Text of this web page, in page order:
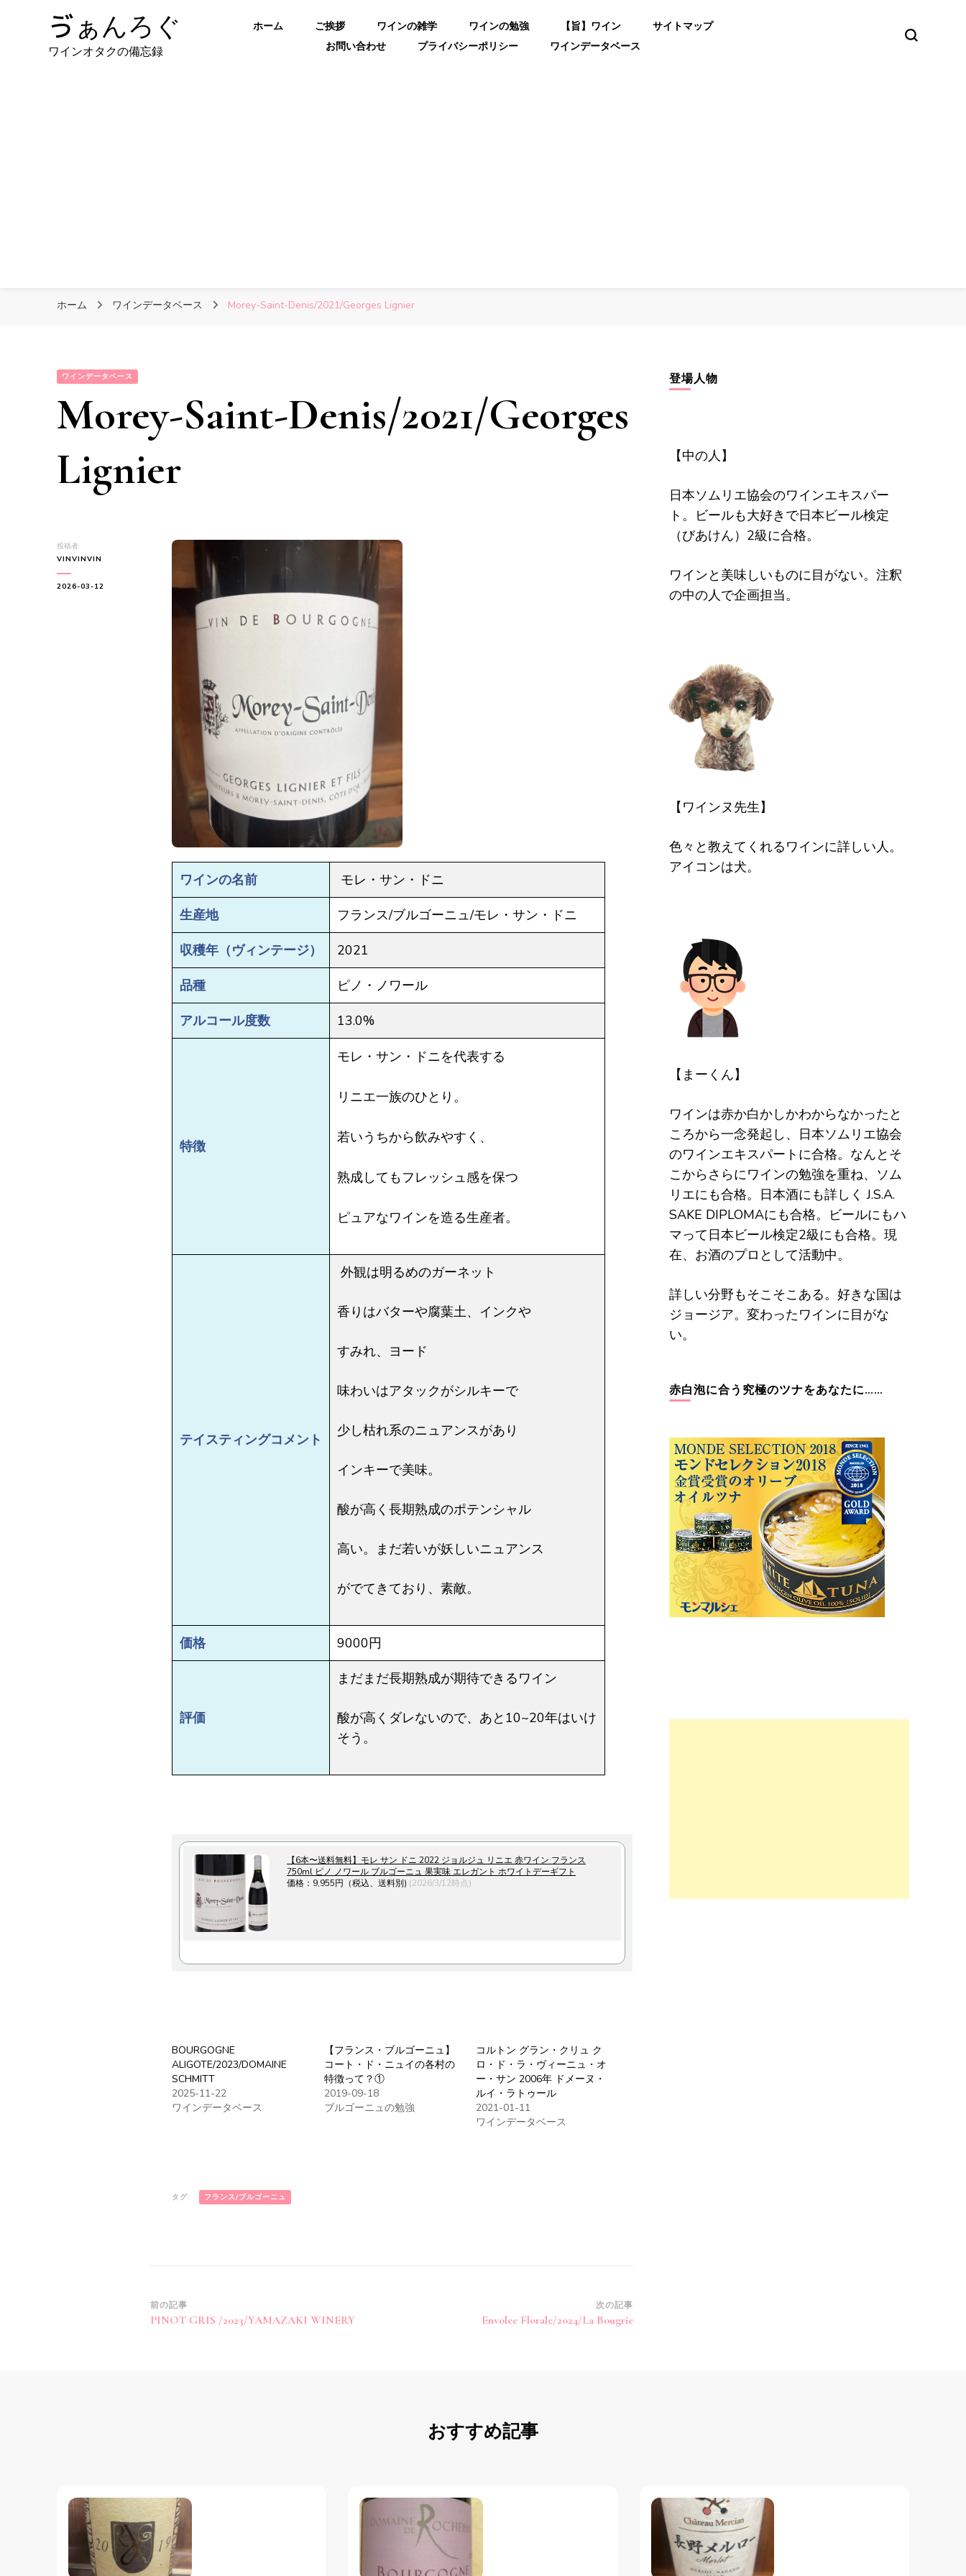
ゔぁんろぐ
ワインオタクの備忘録
ホーム ご挨拶 ワインの雑学 ワインの勉強 【旨】ワイン
サイトマップ
お問い合わせ
プライバシーポリシー ワインデータベース
ホーム ワインデータベース Morey-Saint-Denis/2021/Georges Lignier
ワインデータベース
Morey-Saint-Denis/2021/Georges
Lignier
投稿者:
VINVINVIN
2026-03-12
ワインの名前 モレ・サン・ドニ
生産地 フランス/ブルゴーニュ/モレ・サン・ドニ
収穫年（ヴィンテージ） 2021
品種 ピノ・ノワール
アルコール度数 13.0%
特徴
モレ・サン・ドニを代表する
リニエ一族のひとり。
若いうちから飲みやすく、
熟成してもフレッシュ感を保つ
ピュアなワインを造る生産者。
テイスティングコメント
外観は明るめのガーネット
香りはバターや腐葉土、インクや
すみれ、ヨード
味わいはアタックがシルキーで
少し枯れ系のニュアンスがあり
インキーで美味。
酸が高く長期熟成のポテンシャル
高い。まだ若いが妖しいニュアンス
がでてきており、素敵。
価格 9000円
評価
まだまだ長期熟成が期待できるワイン
酸が高くダレないので、あと10~20年はいけ
そう。
【6本〜送料無料】モレ サン ドニ 2022 ジョルジュ リニエ 赤ワイン フランス
750ml ピノ ノワール ブルゴーニュ 果実味 エレガント ホワイトデーギフト
価格：9,955円（税込、送料別) (2026/3/12時点)
BOURGOGNE
ALIGOTE/2023/DOMAINE
SCHMITT
2025-11-22
ワインデータベース
【フランス・ブルゴーニュ】
コート・ド・ニュイの各村の
特徴って？①
2019-09-18
ブルゴーニュの勉強
コルトン グラン・クリュ ク
ロ・ド・ラ・ヴィーニュ・オ
ー・サン 2006年 ドメーヌ・
ルイ・ラトゥール
2021-01-11
ワインデータベース
タグ: フランス/ブルゴーニュ
投
稿
前の記事
PINOT GRIS /2023/YAMAZAKI WINERY
次の記事
Envolee Florale/2024/La Bougrie
登場人物
【中の人】
日本ソムリエ協会のワインエキスパー
ト。ビールも大好きで日本ビール検定
（びあけん）2級に合格。
ワインと美味しいものに目がない。注釈
の中の人で企画担当。
【ワインヌ先生】
色々と教えてくれるワインに詳しい人。
アイコンは犬。
【まーくん】
ワインは赤か白かしかわからなかったと
ころから一念発起し、日本ソムリエ協会
のワインエキスパートに合格。なんとそ
こからさらにワインの勉強を重ね、ソム
リエにも合格。日本酒にも詳しく J.S.A.
SAKE DIPLOMAにも合格。ビールにもハ
マって日本ビール検定2級にも合格。現
在、お酒のプロとして活動中。
詳しい分野もそこそこある。好きな国は
ジョージア。変わったワインに目がな
い。
赤白泡に合う究極のツナをあなたに……
おすすめ記事